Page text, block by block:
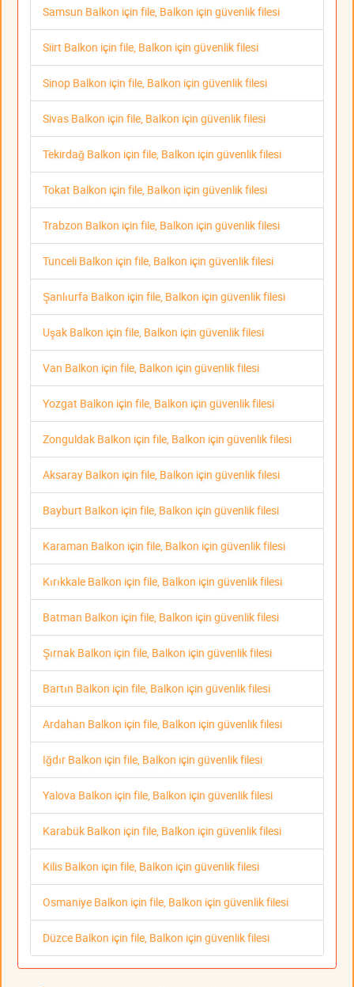
Samsun Balkon için file, Balkon için güvenlik filesi
Siirt Balkon için file, Balkon için güvenlik filesi
Sinop Balkon için file, Balkon için güvenlik filesi
Sivas Balkon için file, Balkon için güvenlik filesi
Tekirdağ Balkon için file, Balkon için güvenlik filesi
Tokat Balkon için file, Balkon için güvenlik filesi
Trabzon Balkon için file, Balkon için güvenlik filesi
Tunceli Balkon için file, Balkon için güvenlik filesi
Şanlıurfa Balkon için file, Balkon için güvenlik filesi
Uşak Balkon için file, Balkon için güvenlik filesi
Van Balkon için file, Balkon için güvenlik filesi
Yozgat Balkon için file, Balkon için güvenlik filesi
Zonguldak Balkon için file, Balkon için güvenlik filesi
Aksaray Balkon için file, Balkon için güvenlik filesi
Bayburt Balkon için file, Balkon için güvenlik filesi
Karaman Balkon için file, Balkon için güvenlik filesi
Kırıkkale Balkon için file, Balkon için güvenlik filesi
Batman Balkon için file, Balkon için güvenlik filesi
Şırnak Balkon için file, Balkon için güvenlik filesi
Bartın Balkon için file, Balkon için güvenlik filesi
Ardahan Balkon için file, Balkon için güvenlik filesi
Iğdır Balkon için file, Balkon için güvenlik filesi
Yalova Balkon için file, Balkon için güvenlik filesi
Karabük Balkon için file, Balkon için güvenlik filesi
Kilis Balkon için file, Balkon için güvenlik filesi
Osmaniye Balkon için file, Balkon için güvenlik filesi
Düzce Balkon için file, Balkon için güvenlik filesi